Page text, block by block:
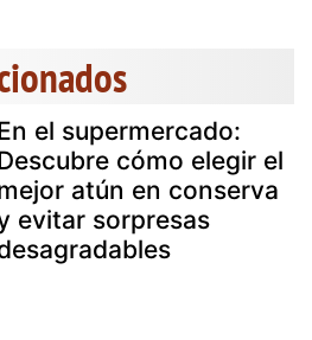
el supermercado:
cómo elegir el
atún en conserva
evitar sorpresas